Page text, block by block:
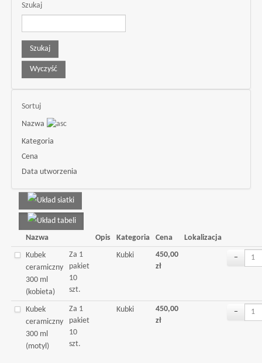
Szukaj
Sortuj
Nazwa
Kategoria
Cena
Data utworzenia
Nazwa Opis Kategoria Cena
Lokalizacja
Kubek
ceramiczny
300 ml
(kobieta)
Za 1
pakiet
10
szt.
Kubki
450,00
zł
−
Kubek
ceramiczny
300 ml
(motyl)
Za 1
pakiet
10
szt.
Kubki
450,00
zł
−